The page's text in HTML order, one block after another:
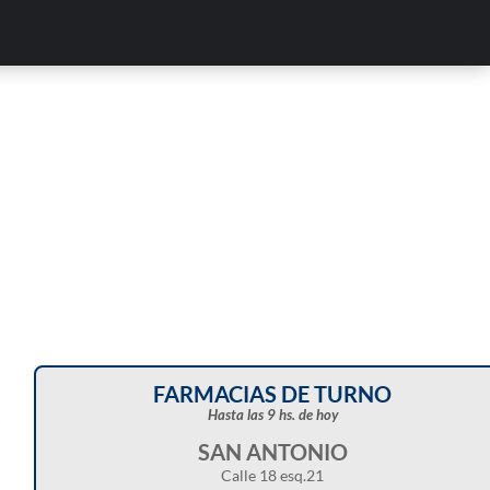
FARMACIAS DE TURNO
Hasta las 9 hs. de hoy
SAN ANTONIO
Calle 18 esq.21